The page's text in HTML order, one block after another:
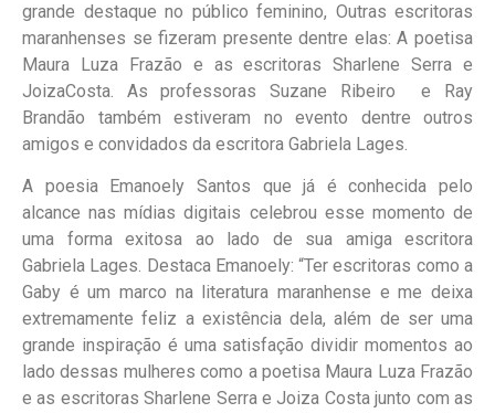
grande destaque no público feminino, Outras escritoras
maranhenses se fizeram presente dentre elas: A poetisa
Maura Luza Frazão e as escritoras Sharlene Serra e
JoizaCosta. As professoras Suzane Ribeiro e Ray
Brandão também estiveram no evento dentre outros
amigos e convidados da escritora Gabriela Lages.
A poesia Emanoely Santos que já é conhecida pelo
alcance nas mídias digitais celebrou esse momento de
uma forma exitosa ao lado de sua amiga escritora
Gabriela Lages. Destaca Emanoely: “Ter escritoras como a
Gaby é um marco na literatura maranhense e me deixa
extremamente feliz a existência dela, além de ser uma
grande inspiração é uma satisfação dividir momentos ao
lado dessas mulheres como a poetisa Maura Luza Frazão
e as escritoras Sharlene Serra e Joiza Costa junto com as